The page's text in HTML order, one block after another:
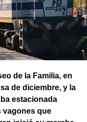
de la Familia, en
de diciembre, y la
estacionada
vagones que